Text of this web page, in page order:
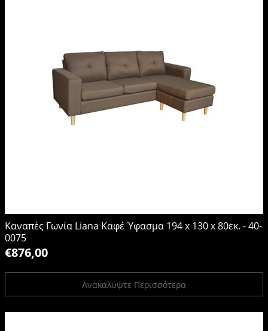
Καναπές Γωνία Liana Καφέ Ύφασμα 194 x 130 x 80εκ. - 40-
0075
€876,00
Ανακαλύψτε Περισσότερα